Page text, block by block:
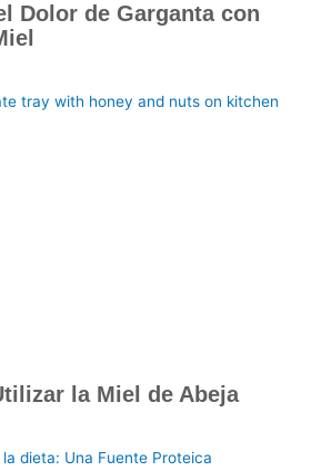
Dolor de Garganta con
la Miel de Abeja